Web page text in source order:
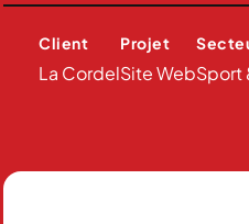
Client
La Cordel
Projet
Site WebSport